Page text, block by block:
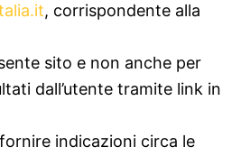
, corrispondente alla
sito e non anche per
dall’utente tramite link in
indicazioni circa le